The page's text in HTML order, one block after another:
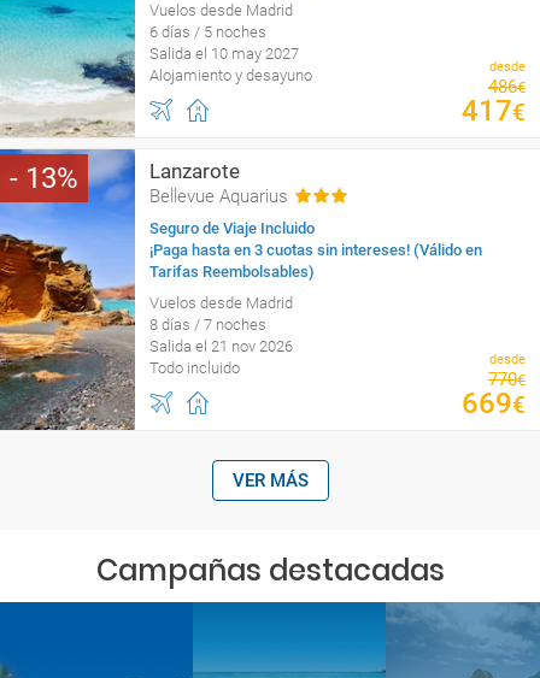
Vuelos desde Madrid
6 días / 5 noches
Salida el 10 may 2027
Alojamiento y desayuno
desde
486€
417€
13 Lanzarote
Bellevue Aquarius
Seguro de Viaje Incluido
¡Paga hasta en 3 cuotas sin intereses! (Válido en
Tarifas Reembolsables)
Vuelos desde Madrid
8 días / 7 noches
Salida el 21 nov 2026
Todo incluido
desde
770€
669€
VER MÁS
Campañas destacadas